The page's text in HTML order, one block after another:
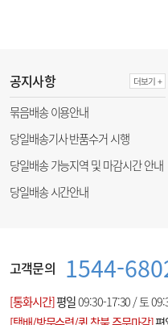
공지사항 더보기 +
묶음배송 이용안내
당일배송기사 반품수거 시행
당일배송 가능지역 및 마감시간 안내
당일배송 시간안내
고객문의 1544-
[통화시간]평일09:30-17:30 / 토